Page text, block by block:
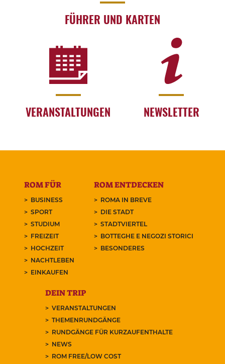
FÜHRER UND KARTEN
VERANSTALTUNGEN NEWSLETTER
ROM FÜR
BUSINESS
SPORT
STUDIUM
FREIZEIT
HOCHZEIT
NACHTLEBEN
EINKAUFEN
ROM ENTDECKEN
ROMA IN BREVE
DIE STADT
STADTVIERTEL
BOTTEGHE E NEGOZI STORICI
BESONDERES
DEIN TRIP
VERANSTALTUNGEN
THEMENRUNDGÄNGE
RUNDGÄNGE FÜR KURZAUFENTHALTE
NEWS
ROM FREE/LOW COST